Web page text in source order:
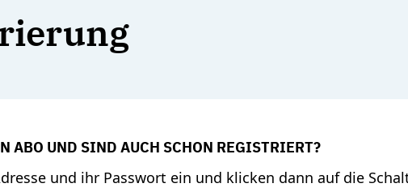
ABO UND SIND AUCH SCHON REGISTRIERT?
und ihr Passwort ein und klicken dann auf die